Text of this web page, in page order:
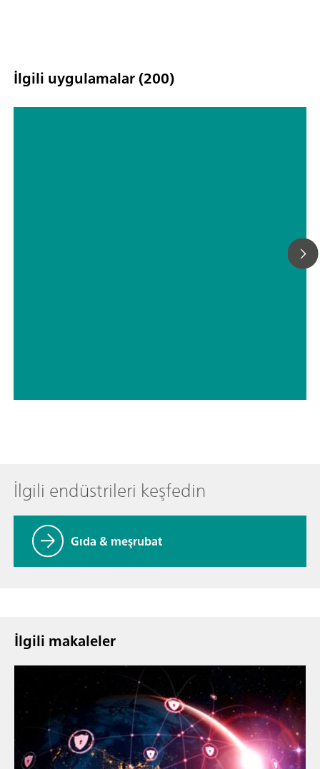
İlgili uygulamalar (200)
İlgili endüstrileri keşfedin
Gıda & meşrubat
İlgili makaleler